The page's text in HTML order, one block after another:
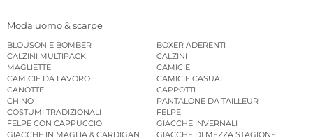
Moda uomo & scarpe
BLOUSON E BOMBER
BOXER ADERENTI
CALZINI MULTIPACK
CALZINI
MAGLIETTE
CAMICIE
CAMICIE DA LAVORO
CAMICIE CASUAL
CANOTTE
CAPPOTTI
CHINO
PANTALONE DA TAILLEUR
COSTUMI TRADIZIONALI
FELPE
FELPE CON CAPPUCCIO
GIACCHE INVERNALI
GIACCHE IN MAGLIA & CARDIGAN
GIACCHE DI MEZZA STAGIONE